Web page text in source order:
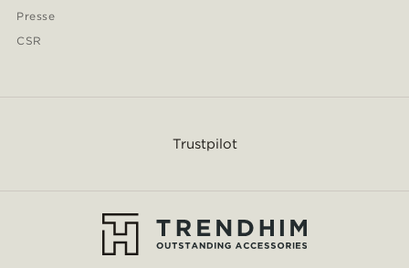
Presse
CSR
Trustpilot